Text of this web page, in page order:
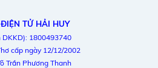
TỬ HẢI HUY
1800493740
cấp ngày 12/12/2002
Trần Phương Thanh